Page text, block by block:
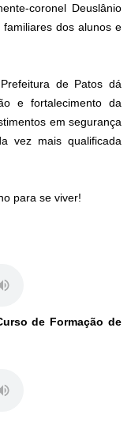
coronel Deuslânio
dos alunos e
de Patos dá
e fortalecimento da
em segurança
vez mais qualificada
para se viver!
de Formação de